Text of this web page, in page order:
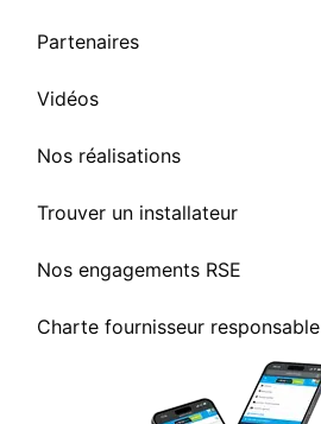
Partenaires
Vidéos
Nos réalisations
Trouver un installateur
Nos engagements RSE
Charte fournisseur responsable